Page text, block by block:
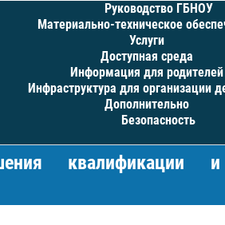
Руководство ГБНОУ
Материально-техническое
Услуги
Доступная среда
Информация для родителей
Инфраструктура для организации
Дополнительно
Безопасность
квалификации и